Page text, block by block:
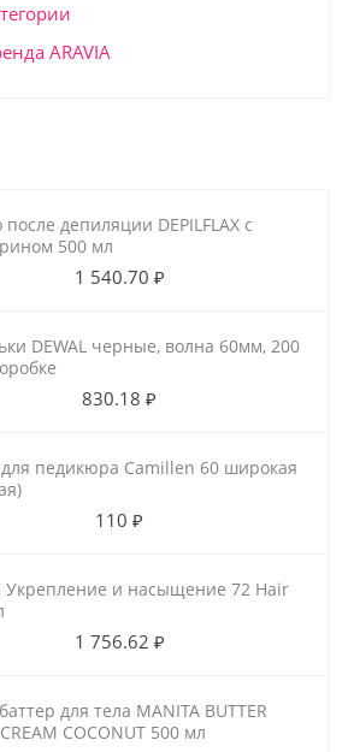
ARAVIA
депиляции DEPILFLAX с
500 мл
1 540.70 ₽
DEWAL черные, волна 60мм, 200
830.18 ₽
педикюра Camillen 60 широкая
110 ₽
Укрепление и насыщение 72 Hair
1 756.62 ₽
для тела MANITA BUTTER
COCONUT 500 мл